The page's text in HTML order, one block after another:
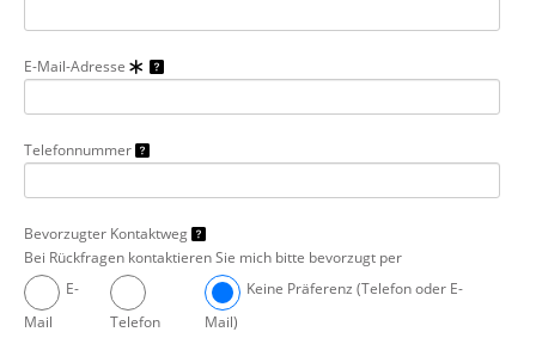
E-Mail-Adresse
Telefonnummer
Bevorzugter Kontaktweg
Bei Rückfragen kontaktieren Sie mich bitte bevorzugt per
E-
Mail
Telefon
Keine Präferenz (Telefon oder E-
Mail)